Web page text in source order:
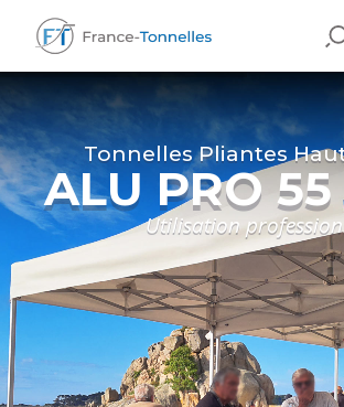
Tonnelles Pliantes
ALU PRO 55
Utilisation
à partir de